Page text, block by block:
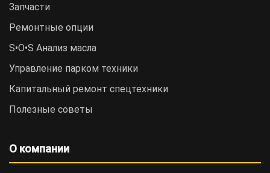
Запчасти
Ремонтные опции
S•O•S Анализ масла
Управление парком техники
Капитальный ремонт спецтехники
Полезные советы
О компании